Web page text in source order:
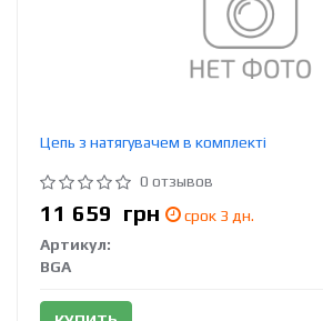
Цепь з натягувачем в комплекті
0 отзывов
11 659 грн
срок 3 дн.
Артикул:
BGA